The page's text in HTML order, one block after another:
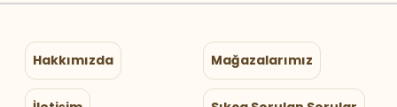
Hakkımızda Mağazalarımız